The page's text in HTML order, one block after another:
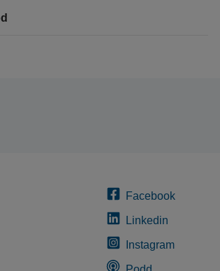
Facebook
Linkedin
Instagram